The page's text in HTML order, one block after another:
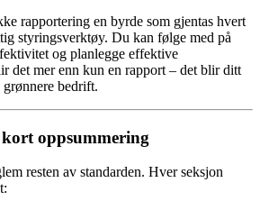
rapportering en byrde som gjentas hvert
styringsverktøy. Du kan følge med på
og planlegge effektive
det mer enn kun en rapport – det blir ditt
bedrift.
oppsummering
resten av standarden. Hver seksjon